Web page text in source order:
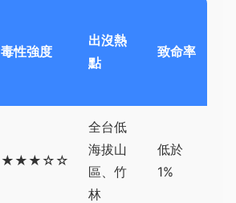
毒性強度
出沒熱
點
致命率
★★★☆☆
全台低
海拔山
區、竹
林
低於
1%